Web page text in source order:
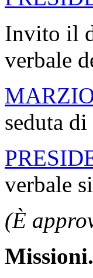
Invito il
verbale
seduta
verbale
(È
Missioni.